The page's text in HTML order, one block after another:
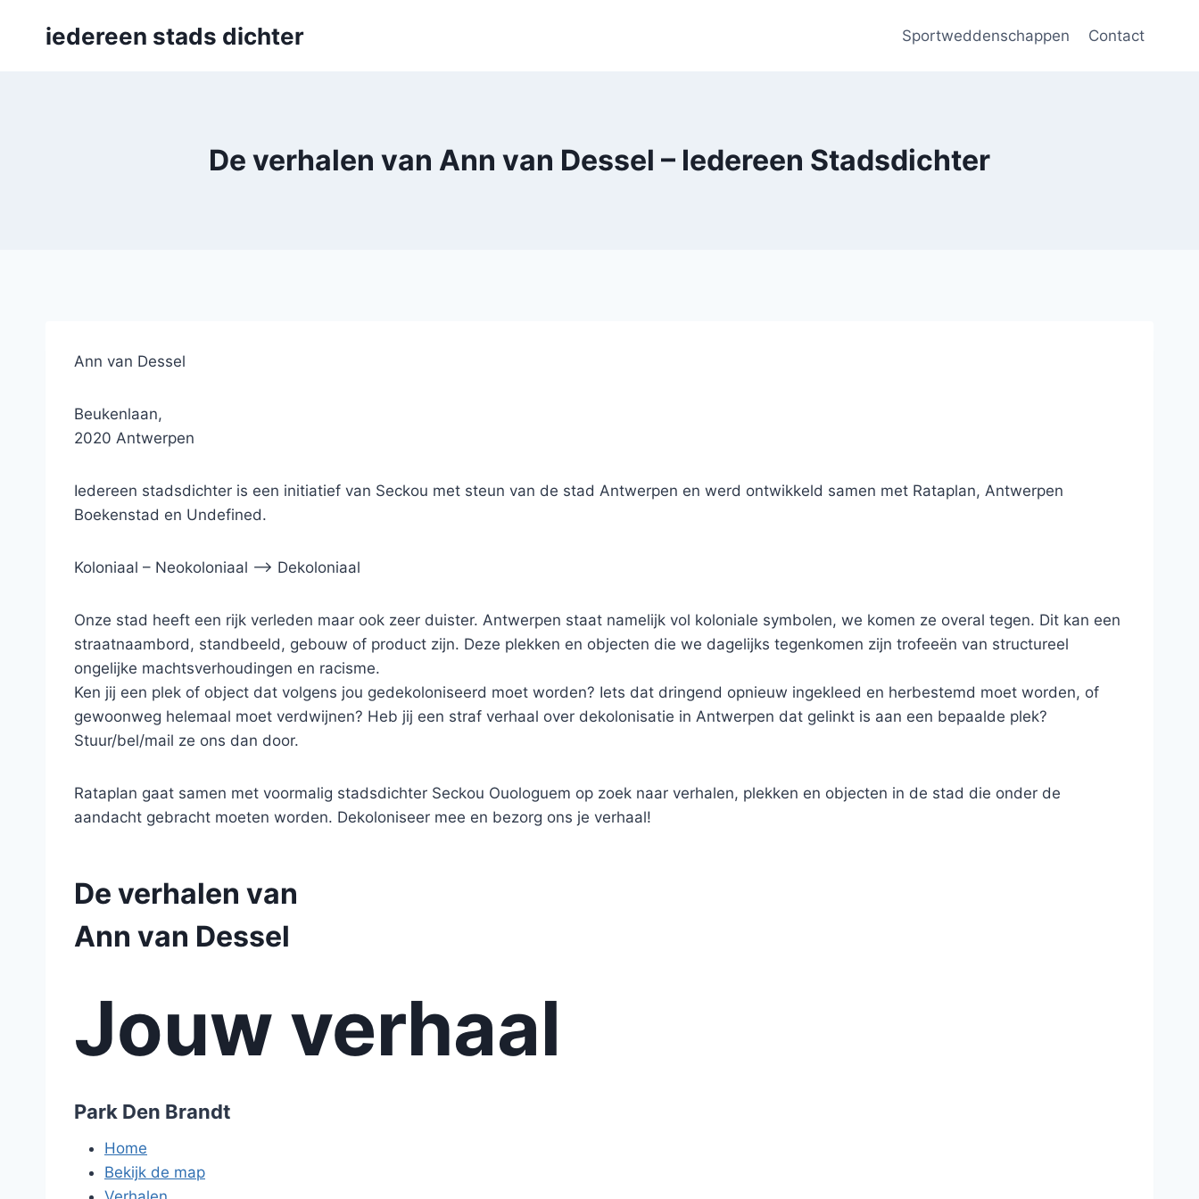
iedereen stads dichter Sportweddenschappen Contact
De verhalen van Ann van Dessel – Iedereen Stadsdichter
Ann van Dessel
Beukenlaan,
2020 Antwerpen
Iedereen stadsdichter is een initiatief van Seckou met steun van de stad Antwerpen en werd ontwikkeld samen met Rataplan, Antwerpen
Boekenstad en Undefined.
Koloniaal – Neokoloniaal –> Dekoloniaal
Onze stad heeft een rijk verleden maar ook zeer duister. Antwerpen staat namelijk vol koloniale symbolen, we komen ze overal tegen. Dit kan een
straatnaambord, standbeeld, gebouw of product zijn. Deze plekken en objecten die we dagelijks tegenkomen zijn trofeeën van structureel
ongelijke machtsverhoudingen en racisme.
Ken jij een plek of object dat volgens jou gedekoloniseerd moet worden? Iets dat dringend opnieuw ingekleed en herbestemd moet worden, of
gewoonweg helemaal moet verdwijnen? Heb jij een straf verhaal over dekolonisatie in Antwerpen dat gelinkt is aan een bepaalde plek?
Stuur/bel/mail ze ons dan door.
Rataplan gaat samen met voormalig stadsdichter Seckou Ouologuem op zoek naar verhalen, plekken en objecten in de stad die onder de
aandacht gebracht moeten worden. Dekoloniseer mee en bezorg ons je verhaal!
De verhalen van
Ann van Dessel
Jouw verhaal
Park Den Brandt
Home
Bekijk de map